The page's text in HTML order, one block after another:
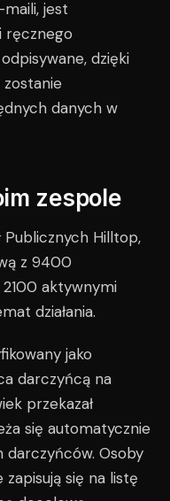
jest
ręcznego
dzięki
danych w
zespole
Publicznych Hilltop,
z 9400
aktywnymi
działania.
jako
darczyńcą na
przekazał
się automatycznie
darczyńców. Osoby
się na listę